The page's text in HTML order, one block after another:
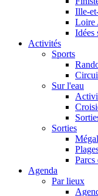
Ille-
Loire
Idées
Activités
Sports
Sur l'eau
Sorties
Parcs
Agenda
Par lieux